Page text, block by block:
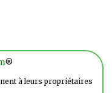
®
à leurs propriétaires